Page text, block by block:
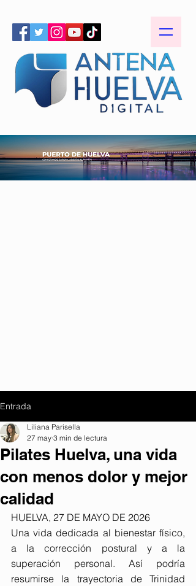
Entrada
Pilates Huelva, una vida
con menos dolor y mejor
calidad
Liliana Parisella
27 may 3 min de lectura
HUELVA, 27 DE MAYO DE 2026
Una vida dedicada al bienestar físico,
a la corrección postural y a la
superación personal. Así podría
resumirse la trayectoria de Trinidad